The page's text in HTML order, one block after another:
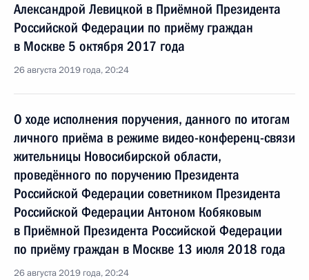
Александрой Левицкой в Приёмной Президента
Российской Федерации по приёму граждан
в Москве 5 октября 2017 года
26 августа 2019 года, 20:24
О ходе исполнения поручения, данного по итогам
личного приёма в режиме видео-конференц-связи
жительницы Новосибирской области,
проведённого по поручению Президента
Российской Федерации советником Президента
Российской Федерации Антоном Кобяковым
в Приёмной Президента Российской Федерации
по приёму граждан в Москве 13 июля 2018 года
26 августа 2019 года, 20:24